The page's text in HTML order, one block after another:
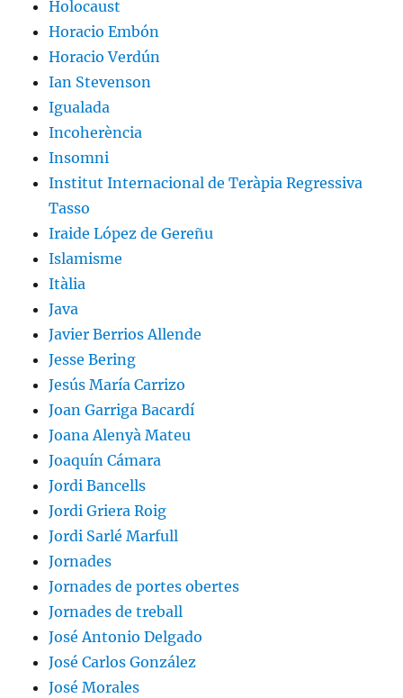
Holocaust
Horacio Embón
Horacio Verdún
Ian Stevenson
Igualada
Incoherència
Insomni
Institut Internacional de Teràpia Regressiva
Tasso
Iraide López de Gereñu
Islamisme
Itàlia
Java
Javier Berrios Allende
Jesse Bering
Jesús María Carrizo
Joan Garriga Bacardí
Joana Alenyà Mateu
Joaquín Cámara
Jordi Bancells
Jordi Griera Roig
Jordi Sarlé Marfull
Jornades
Jornades de portes obertes
Jornades de treball
José Antonio Delgado
José Carlos González
José Morales